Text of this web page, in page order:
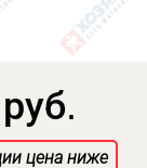
цена ниже